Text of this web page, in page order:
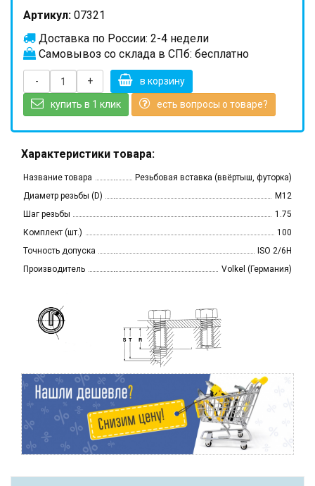
Артикул: 07321
Доставка по России: 2-4 недели
Самовывоз со склада в СПб: бесплатно
- + в корзину
купить в 1 клик есть вопросы о товаре?
Характеристики товара:
Название товара
Резьбовая вставка (ввёртыш, футорка)
Диаметр резьбы (D)
M12
Шаг резьбы
1.75
Комплект (шт.)
100
Точность допуска
ISO 2/6H
Производитель
Volkel (Германия)